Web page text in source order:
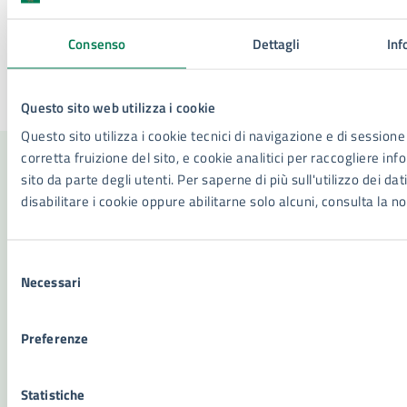
Consenso Dettagli
Questo sito web utilizza i cookie
Questo sito utilizza i cookie tecnici di navigazione e di
corretta fruizione del sito, e cookie analitici per raccogliere
sito da parte degli utenti. Per saperne di più sull'utilizzo dei
disabilitare i cookie oppure abilitarne solo alcuni, consulta la
delNecessari
Preferenze
Statistiche
Ultimo aggiornamento:22/05/2026, 13:36
Contenuti correlati